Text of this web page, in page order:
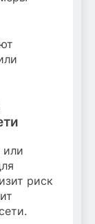
или
риск